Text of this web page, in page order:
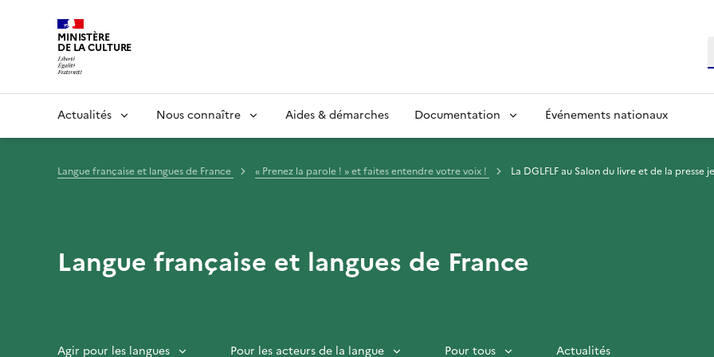
MINISTÈRE
DE LA CULTURE
Actualités Nous connaître Aides & démarches Documentation Événements nationaux
Langue française et langues de France « Prenez la parole ! » et faites entendre votre voix ! La DGLFLF au Salon du livre et de la presse
Langue française et langues de France
Agir pour les langues Pour les acteurs de la langue Pour tous Actualités